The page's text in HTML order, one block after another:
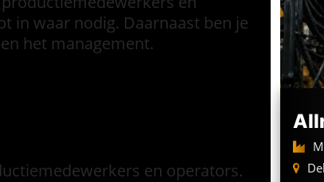
in waar nodig. Daarnaast ben je
het management.
en operators.